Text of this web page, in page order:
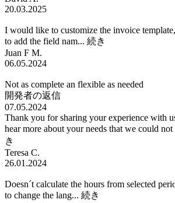
20.03.2025
I would like to customize the invoice
to add the field nam... 続き
Juan F M.
06.05.2024
Not as complete an flexible as needed
開発者の返信
07.05.2024
Thank you for sharing your experience with
hear more about your needs that we could not
き
Teresa C.
26.01.2024
Doesn´t calculate the hours from selected
to change the lang... 続き